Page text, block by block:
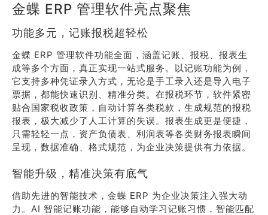
金蝶 ERP 管理软件亮点聚焦
功能多元，记账报税超轻松
金蝶 ERP 管理软件功能全面，涵盖记账、报税、报表生
成等多个方面，真正实现一站式服务。以记账功能为例，
它支持多种凭证录入方式，无论是手工录入还是导入电子
票据，都能快速识别、精准分类。在报税环节，软件紧密
贴合国家税收政策，自动计算各类税款，生成规范的报税
报表，极大减少了人工计算的失误。报表生成更是便捷，
只需轻轻一点，资产负债表、利润表等各类财务报表瞬间
呈现，数据准确、格式规范，为企业决策提供有力依据。
智能升级，精准决策有底气
借助先进的智能技术，金蝶 ERP 为企业决策注入强大动
力。AI 智能记账功能，能够自动学习记账习惯，智能匹配